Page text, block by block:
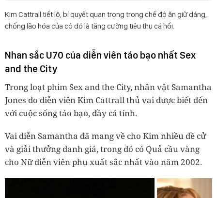
Kim Cattrall tiết lộ, bí quyết quan trọng trong chế độ ăn giữ dáng,
chống lão hóa của cô đó là tăng cường tiêu thụ cá hồi.
Nhan sắc U70 của diễn viên táo bạo nhất Sex
and the City
Trong loạt phim Sex and the City, nhân vật Samantha
Jones do diễn viên Kim Cattrall thủ vai được biết đến
với cuộc sống táo bạo, đầy cá tính.
Vai diễn Samantha đã mang về cho Kim nhiều đề cử
và giải thưởng danh giá, trong đó có Quả cầu vàng
cho Nữ diễn viên phụ xuất sắc nhất vào năm 2002.